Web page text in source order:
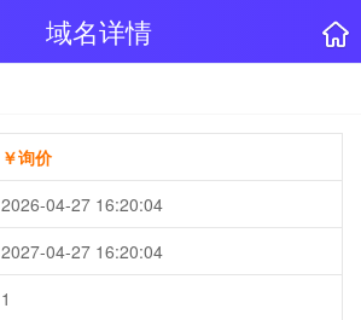
域名详情
￥询价
2026-04-27 16:20:04
2027-04-27 16:20:04
1